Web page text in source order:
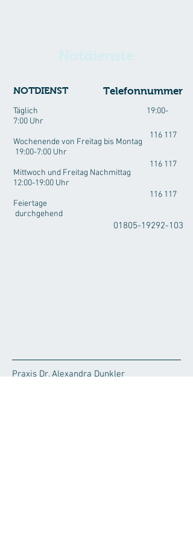
NOTDIENST
Täglich 19:00-
7:00 Uhr
Wochenende von Freitag bis Montag
19:00-7:00 Uhr
Mittwoch und Freitag Nachmittag
12:00-19:00 Uhr
Feiertage
durchgehend
Telefonnummer
116 117
116 117
116 117
01805-19292-103
Praxis Dr. Alexandra Dunkler